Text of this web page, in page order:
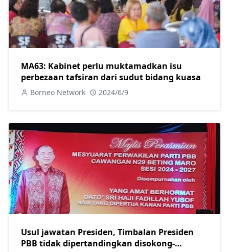
MA63: Kabinet perlu muktamadkan isu
perbezaan tafsiran dari sudut bidang kuasa
Borneo Network 2024/6/9
Usul jawatan Presiden, Timbalan Presiden
PBB tidak dipertandingkan disokong-